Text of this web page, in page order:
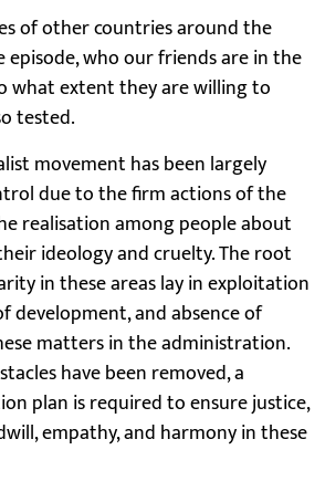
of other countries around the
who our friends are in the
what extent they are willing to
tested.
movement has been largely
due to the firm actions of the
realisation among people about
ideology and cruelty. The root
in these areas lay in exploitation
development, and absence of
matters in the administration.
have been removed, a
plan is required to ensure justice,
empathy, and harmony in these